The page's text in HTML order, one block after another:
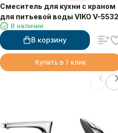
Смеситель для кухни с краном
для питьевой воды VIKO V-5532
В наличии
В корзину
Купить в 1 клик